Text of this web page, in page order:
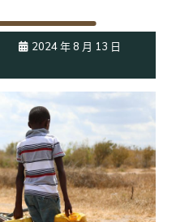
2024 年 8 月 13 日